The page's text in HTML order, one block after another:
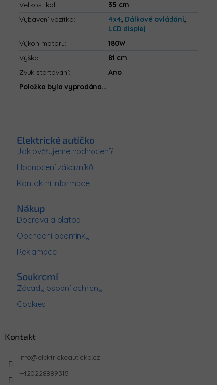
Velikost kol:
35 cm
Vybavení vozítka: 4x4, Dálkové ovládání,
LCD displej
Výkon motoru:
180W
Výška:
81 cm
Zvuk startování:
Ano
Položka byla vyprodána…
Elektrické autíčko
Jak ověřujeme hodnocení?
Hodnocení zákazníků
Kontaktní informace
Nákup
Doprava a platba
Obchodní podmínky
Reklamace
Soukromí
Zásady osobní ochrany
Cookies
Kontakt
info@elektrickeauticko.cz
+420228889315